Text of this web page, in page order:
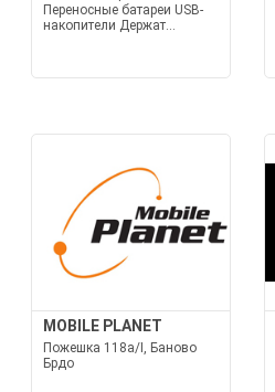
Переносные батареи USB-
накопители Держат...
MOBILE PLANET
Пожешка 118a/I, Баново
Брдо